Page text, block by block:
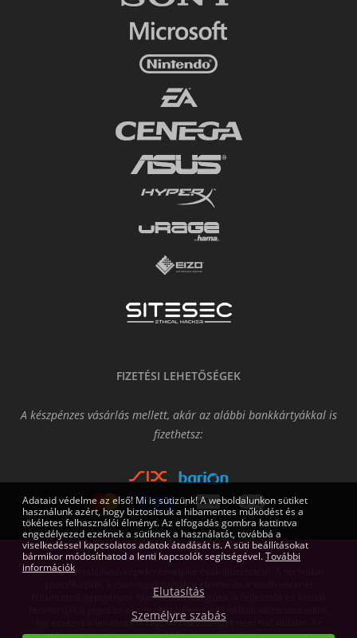
FIZETÉSI LEHETŐSÉGEK
A készpénzes vásárlás mellett, akár az alábbi bankkártyákkal is
fizethetsz:
Az oldalon található képek némelyike csak illusztráció. A technikai
specifikációk, a csomagok tartalmi elemei és a szoftvereknél
feltüntetett gépigények tájékoztató jellegűek, a fejlesztők és kiadók
fenntartják a jogot az esetleges tájékoztatás nélküli változtatásokra,
így ezekért a leírásokért cégünk felelősséget nem tud vállalni. Az
árváltoztatás jogát fenntartjuk! Az itt megjelent írásos anyagok a
Adataid védelme az első! Mi is sütizünk! A weboldalunkon sütiket
használunk azért, hogy biztosítsuk a hibamentes működést és a
tökéletes felhasználói élményt. Az elfogadás gombra kattintva
engedélyezed ezeknek a sütiknek a használatát, továbbá a
viselkedéssel kapcsolatos adatok átadását is. A süti beállításokat
bármikor módosíthatod a lenti kapcsolók segítségével.További
információk
Elutasítás
Személyre szabás